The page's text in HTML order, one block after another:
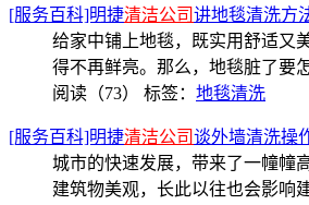
[服务百科]明捷清洁公司讲地毯清洗方
给家中铺上地毯，既实用舒适又
得不再鲜亮。那么，地毯脏了要
阅读（73） 标签： 地毯清洗
[服务百科]明捷清洁公司谈外墙清洗操
城市的快速发展，带来了一幢幢
建筑物美观，长此以往也会影响